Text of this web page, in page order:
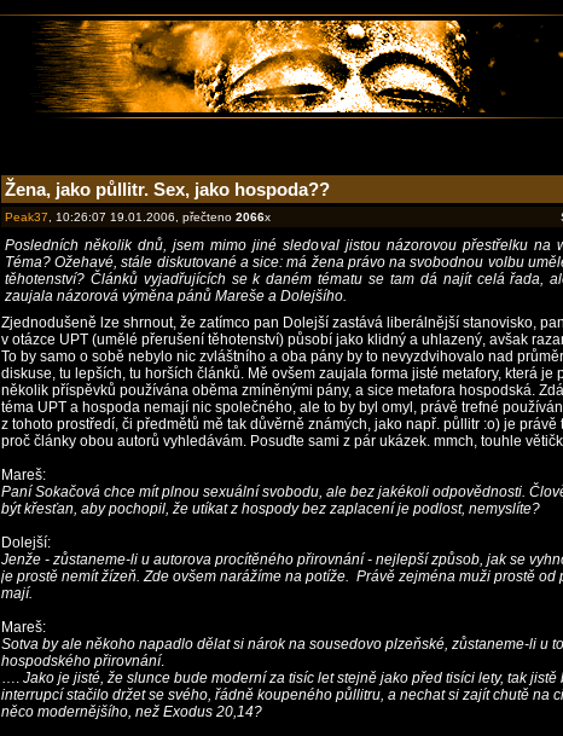
Žena, jako půllitr. Sex, jako hospoda??
Peak37 , 10:26:07 19.01.2006, přečteno 2066x
Posledních několik dnů, jsem mimo jiné sledoval jistou názorovou přestřelku na
Téma? Ožehavé, stále diskutované a sice: má žena právo na svobodnou volbu
těhotenství? Článků vyjadřujících se k daném tématu se tam dá najít celá řada,
zaujala názorová výměna pánů Mareše a Dolejšího.
Zjednodušeně lze shrnout, že zatímco pan Dolejší zastává liberálnější stanovisko,
v otázce UPT (umělé přerušení těhotenství) působí jako klidný a uhlazený, avšak
To by samo o sobě nebylo nic zvláštního a oba pány by to nevyzdvihovalo nad
diskuse, tu lepších, tu horších článků. Mě ovšem zaujala forma jisté metafory, která je
několik příspěvků používána oběma zmíněnými pány, a sice metafora hospodská.
téma UPT a hospoda nemají nic společného, ale to by byl omyl, právě trefné
z tohoto prostředí, či předmětů mě tak důvěrně známých, jako např. půllitr :o) je právě
proč články obou autorů vyhledávám. Posuďte sami z pár ukázek. mmch, touhle
Mareš:
Paní Sokačová chce mít plnou sexuální svobodu, ale bez jakékoli odpovědnosti.
být křesťan, aby pochopil, že utíkat z hospody bez zaplacení je podlost, nemyslíte?
Dolejší:
Jenže - zůstaneme-li u autorova procítěného přirovnání - nejlepší způsob, jak se
je prostě nemít žízeň. Zde ovšem narážíme na potíže. Právě zejména muži prostě od
mají.
Mareš:
Sotva by ale někoho napadlo dělat si nárok na sousedovo plzeňské, zůstaneme-li u
hospodského přirovnání.
…. Jako je jisté, že slunce bude moderní za tisíc let stejně jako před tisíci lety, tak jistě
interrupcí stačilo držet se svého, řádně koupeného půllitru, a nechat si zajít chutě na
něco modernějšího, než Exodus 20,14?